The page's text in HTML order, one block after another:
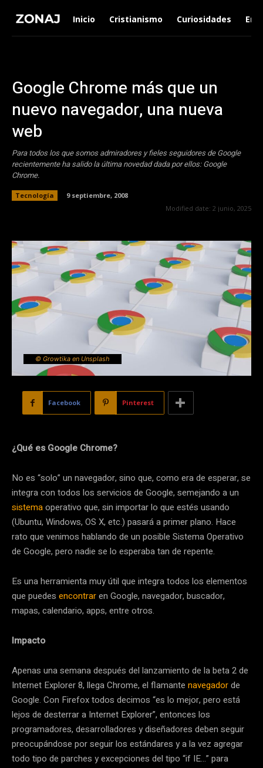
Inicio Cristianismo Curiosidades
Google Chrome más que un
nuevo navegador, una nueva
web
Para todos los que somos admiradores y fieles seguidores de Google
recientemente ha salido la última novedad dada por ellos: Google
Chrome.
Tecnología
9 septiembre, 2008
Modified date: 2 junio, 2025
© Growtika en Unsplash
Facebook Pinterest
¿Qué es Google Chrome?
No es “solo” un navegador, sino que, como era de esperar, se
integra con todos los servicios de Google, semejando a un
sistemaoperativo que, sin importar lo que estés usando
(Ubuntu, Windows, OS X, etc.) pasará a primer plano. Hace
rato que venimos hablando de un posible Sistema Operativo
de Google, pero nadie se lo esperaba tan de repente.
Es una herramienta muy útil que integra todos los elementos
que puedes encontraren Google, navegador, buscador,
mapas, calendario, apps, entre otros.
Impacto
Apenas una semana después del lanzamiento de la beta 2 de
Internet Explorer 8, llega Chrome, el flamante navegadorde
Google. Con Firefox todos decimos “es lo mejor, pero está
lejos de desterrar a Internet Explorer”, entonces los
programadores, desarrolladores y diseñadores deben seguir
preocupándose por seguir los estándares y a la vez agregar
todo tipo de parches y excepciones del tipo “if IE…” para